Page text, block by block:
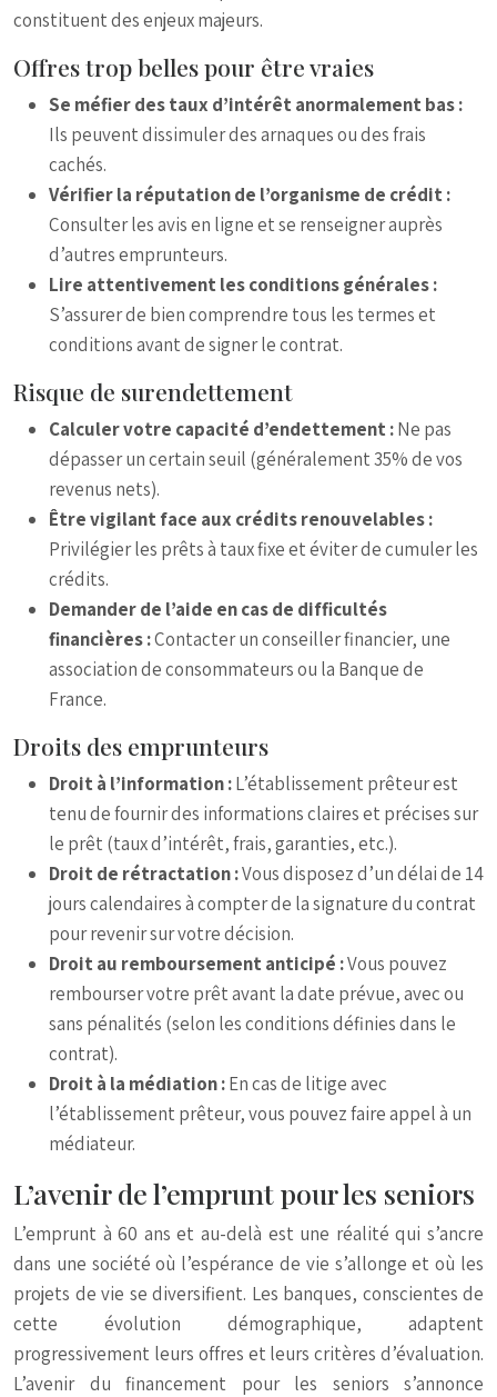
constituent des enjeux majeurs.
Offres trop belles pour être vraies
Se méfier des taux d’intérêt anormalement bas :
Ils peuvent dissimuler des arnaques ou des frais
cachés.
Vérifier la réputation de l’organisme de crédit :
Consulter les avis en ligne et se renseigner auprès
d’autres emprunteurs.
Lire attentivement les conditions générales :
S’assurer de bien comprendre tous les termes et
conditions avant de signer le contrat.
Risque de surendettement
Calculer votre capacité d’endettement :Ne pas
dépasser un certain seuil (généralement 35% de vos
revenus nets).
Être vigilant face aux crédits renouvelables :
Privilégier les prêts à taux fixe et éviter de cumuler les
crédits.
Demander de l’aide en cas de difficultés
financières :Contacter un conseiller financier, une
association de consommateurs ou la Banque de
France.
Droits des emprunteurs
Droit à l’information :L’établissement prêteur est
tenu de fournir des informations claires et précises sur
le prêt (taux d’intérêt, frais, garanties, etc.).
Droit de rétractation :Vous disposez d’un délai de 14
jours calendaires à compter de la signature du contrat
pour revenir sur votre décision.
Droit au remboursement anticipé :Vous pouvez
rembourser votre prêt avant la date prévue, avec ou
sans pénalités (selon les conditions définies dans le
contrat).
Droit à la médiation :En cas de litige avec
l’établissement prêteur, vous pouvez faire appel à un
médiateur.
L’avenir de l’emprunt pour les seniors
L’emprunt à 60 ans et au-delà est une réalité qui s’ancre
dans une société où l’espérance de vie s’allonge et où les
projets de vie se diversifient. Les banques, conscientes de
cette évolution démographique, adaptent
progressivement leurs offres et leurs critères d’évaluation.
L’avenir du financement pour les seniors s’annonce